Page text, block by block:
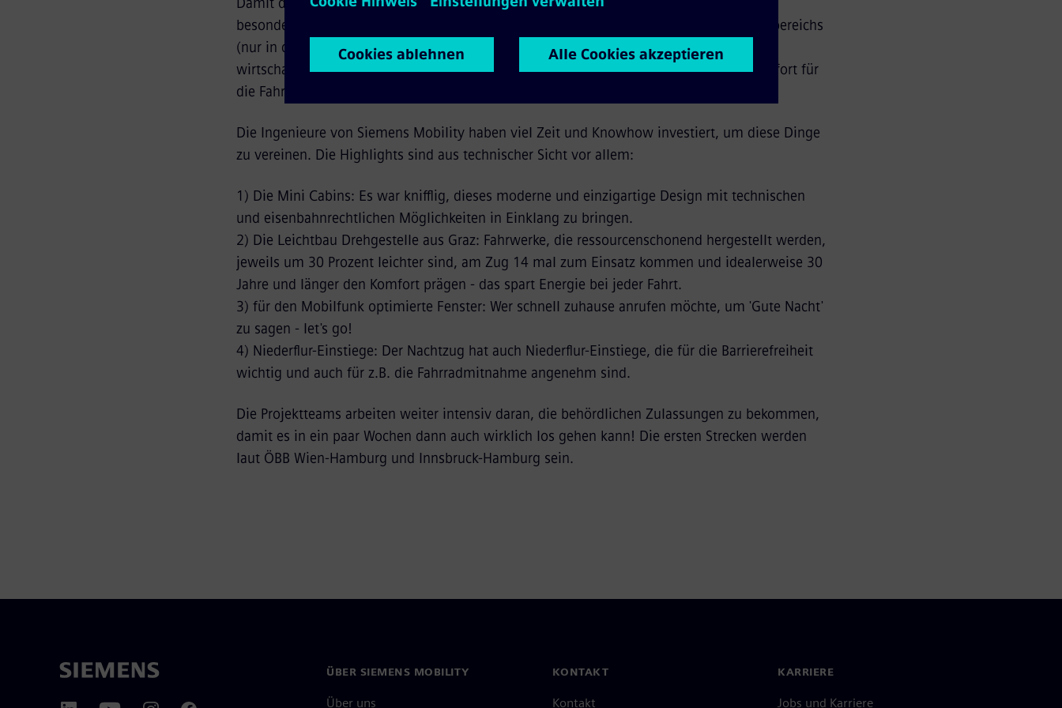
besondere Anforderungen überwunden werden: Aufgrund des eingeschränkten Einsatzbereichs
(nur in der Nacht und am äußersten Tagesrand) müssen die Züge im Betrieb besonders
wirtschaftlich sein. Gleichzeitig aber müssen sie - technisch aufwändig - höchsten Komfort für
die Fahrgäste bieten, denn sonst schlafen diese schlecht.
Die Ingenieure von Siemens Mobility haben viel Zeit und Knowhow investiert, um diese Dinge
zu vereinen. Die Highlights sind aus technischer Sicht vor allem:
1) Die Mini Cabins: Es war knifflig, dieses moderne und einzigartige Design mit technischen
und eisenbahnrechtlichen Möglichkeiten in Einklang zu bringen.
2) Die Leichtbau Drehgestelle aus Graz: Fahrwerke, die ressourcenschonend hergestellt werden,
jeweils um 30 Prozent leichter sind, am Zug 14 mal zum Einsatz kommen und idealerweise 30
Jahre und länger den Komfort prägen - das spart Energie bei jeder Fahrt.
3) für den Mobilfunk optimierte Fenster: Wer schnell zuhause anrufen möchte, um 'Gute Nacht'
zu sagen - let's go!
4) Niederflur-Einstiege: Der Nachtzug hat auch Niederflur-Einstiege, die für die Barrierefreiheit
wichtig und auch für z.B. die Fahrradmitnahme angenehm sind.
Die Projektteams arbeiten weiter intensiv daran, die behördlichen Zulassungen zu bekommen,
damit es in ein paar Wochen dann auch wirklich los gehen kann! Die ersten Strecken werden
laut ÖBB Wien-Hamburg und Innsbruck-Hamburg sein.
ÜBER SIEMENS MOBILITY
Über uns
KONTAKT
Kontakt
KARRIERE
Jobs und Karriere